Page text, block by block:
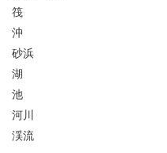
筏
沖
砂浜
湖
池
河川
渓流